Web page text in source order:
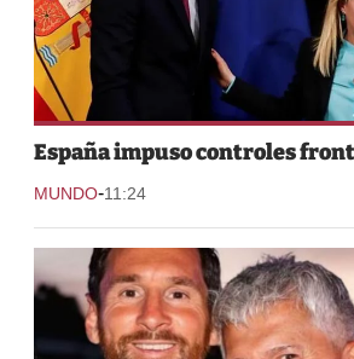
España impuso controles
MUNDO-11:24